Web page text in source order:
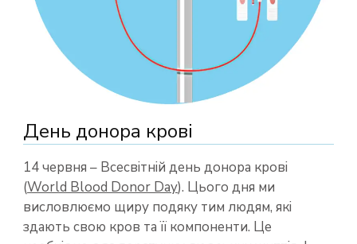
День донора крові
14 червня – Всесвітній день донора крові
(World Blood Donor Day). Цього дня ми
висловлюємо щиру подяку тим людям, які
здають свою кров та її компоненти. Це